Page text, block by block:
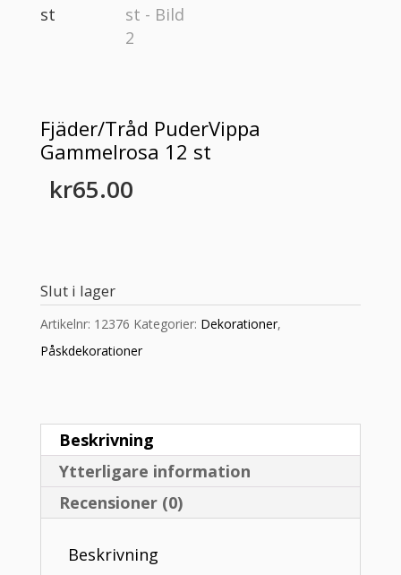
Fjäder/Tråd PuderVippa
Gammelrosa 12 st
kr65.00
Slut i lager
Artikelnr: 12376 Kategorier: Dekorationer,
Påskdekorationer
Beskrivning
Ytterligare information
Recensioner (0)
Beskrivning